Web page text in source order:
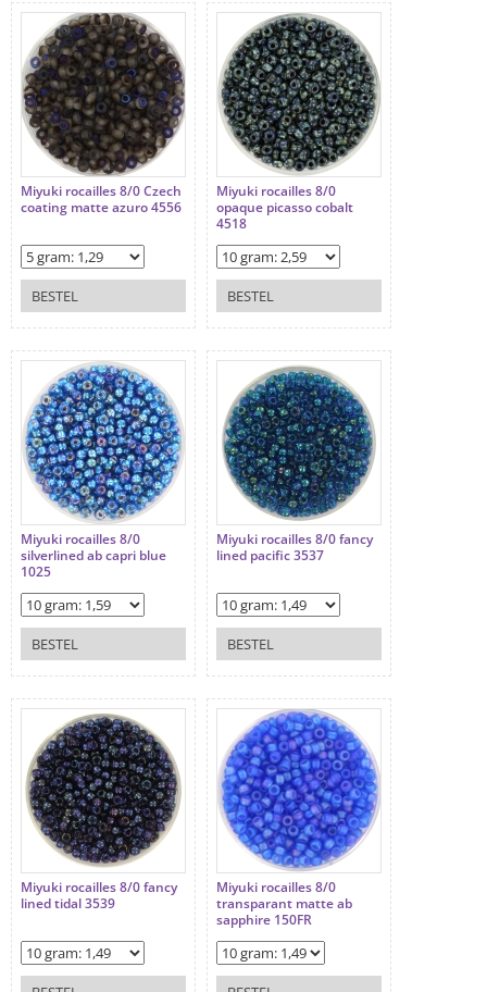
Miyuki rocailles 8/0 Czech
coating matte azuro 4556
BESTEL
Miyuki rocailles 8/0
opaque picasso cobalt
4518
BESTEL
Miyuki rocailles 8/0
silverlined ab capri blue
1025
BESTEL
Miyuki rocailles 8/0 fancy
lined pacific 3537
BESTEL
Miyuki rocailles 8/0 fancy
lined tidal 3539
Miyuki rocailles 8/0
transparant matte ab
sapphire 150FR